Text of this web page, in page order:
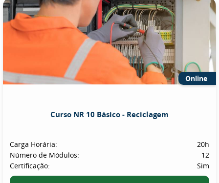
Online
Curso NR 10 Básico - Reciclagem
Carga Horária:
20h
Número de Módulos:
12
Certificação:
Sim